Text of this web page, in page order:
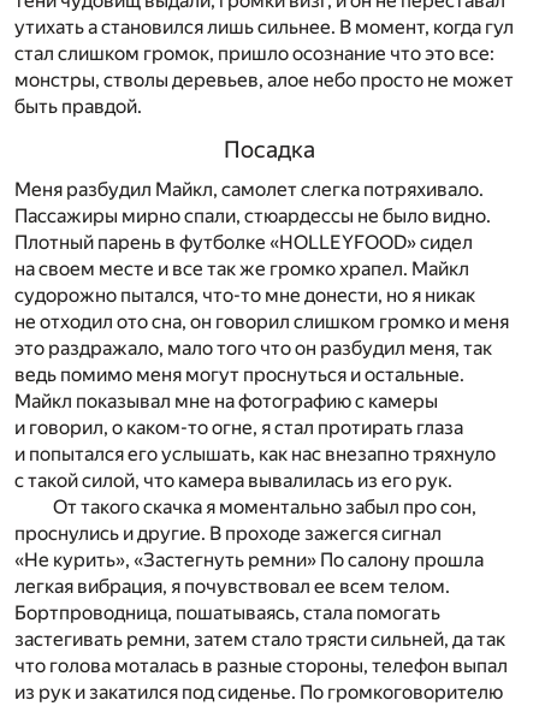
утихать а становился лишь сильнее. В момент, когда гул
стал слишком громок, пришло осознание что это все:
монстры, стволы деревьев, алое небо просто не может
быть правдой.
Посадка
Меня разбудил Майкл, самолет слегка потряхивало.
Пассажиры мирно спали, стюардессы не было видно.
Плотный парень в футболке «HOLLEYFOOD» сидел
на своем месте и все так же громко храпел. Майкл
судорожно пытался, что-то мне донести, но я никак
не отходил ото сна, он говорил слишком громко и меня
это раздражало, мало того что он разбудил меня, так
ведь помимо меня могут проснуться и остальные.
Майкл показывал мне на фотографию с камеры
и говорил, о каком-то огне, я стал протирать глаза
и попытался его услышать, как нас внезапно тряхнуло
с такой силой, что камера вывалилась из его рук.
От такого скачка я моментально забыл про сон,
проснулись и другие. В проходе зажегся сигнал
«Не курить», «Застегнуть ремни» По салону прошла
легкая вибрация, я почувствовал ее всем телом.
Бортпроводница, пошатываясь, стала помогать
застегивать ремни, затем стало трясти сильней, да так
что голова моталась в разные стороны, телефон выпал
из рук и закатился под сиденье. По громкоговорителю